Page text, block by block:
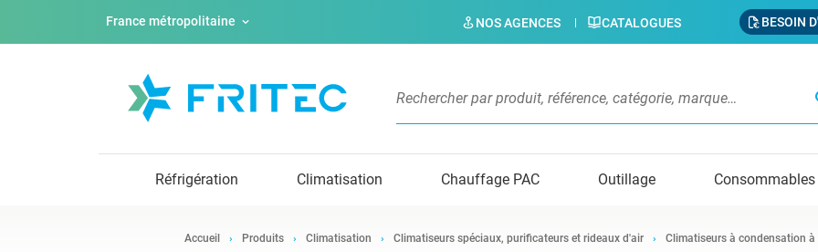
France métropolitaine NOS AGENCES CATALOGUES BESOIN
Réfrigération Climatisation Chauffage PAC Outillage Consommables
Accueil Produits Climatisation Climatiseurs spéciaux, purificateurs et rideaux d'air Climatiseurs à condensation à